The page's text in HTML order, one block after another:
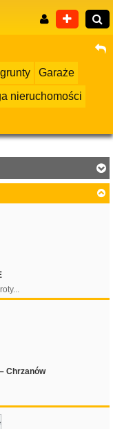
Garaże
nieruchomości
Chrzanów